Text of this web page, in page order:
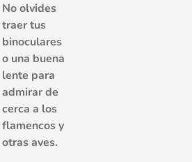
No olvides
traer tus
binoculares
o una buena
lente para
admirar de
cerca a los
flamencos y
otras aves.